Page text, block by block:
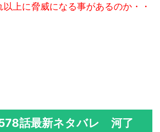
上に脅威になる事があるのか・・
話最新ネタバレ 河了